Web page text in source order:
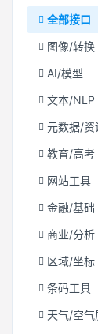
全部接口
图像/转换
AI/模型
文本/NLP
元数据/资
教育/高考
网站工具
金融/基础
商业/分析
区域/坐标
条码工具
天气/空气